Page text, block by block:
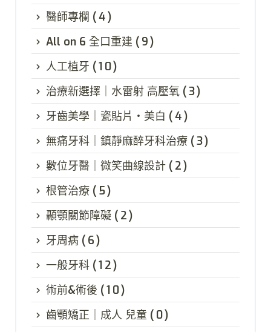
醫師專欄 (4)
All on 6 全口重建 (9)
人工植牙 (10)
治療新選擇｜水雷射 高壓氧 (3)
牙齒美學｜瓷貼片・美白 (4)
無痛牙科｜鎮靜麻醉牙科治療 (3)
數位牙醫｜微笑曲線設計 (2)
根管治療 (5)
顳顎關節障礙 (2)
牙周病 (6)
一般牙科 (12)
術前&術後 (10)
齒顎矯正｜成人 兒童 (0)